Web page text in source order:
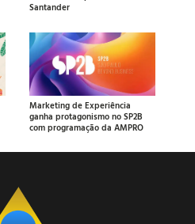
Santander
Marketing de Experiência
ganha protagonismo no SP2B
com programação da AMPRO